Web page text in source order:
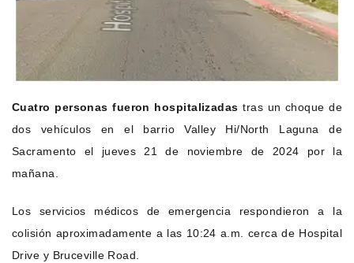
Cuatro personas fueron hospitalizadas tras un choque de
dos vehículos en el barrio Valley Hi/North Laguna de
Sacramento el jueves 21 de noviembre de 2024 por la
mañana.
Los servicios médicos de emergencia respondieron a la
colisión aproximadamente a las 10:24 a.m. cerca de Hospital
Drive y Bruceville Road.